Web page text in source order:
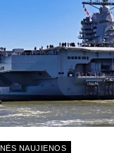
NAUJIENOS